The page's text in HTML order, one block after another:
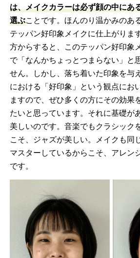
は、メイクカラーは必ず顔の中にあ
選ぶことです。ほんのり温かみのあ
テッパン好印象メイクに仕上がりま
方からすると、このテッパン好印象
で「なんかちょっとつまらない」と
せん。しかし、落ち着いた印象を与
における「好印象」という観点にお
ますので、ぜひ多くの方にその効果
たいと思っています。それに基礎が
美しいのです。音楽でもクラシック
こそ、ジャズが美しい。メイクも同
マスターしているからこそ、アレン
です。